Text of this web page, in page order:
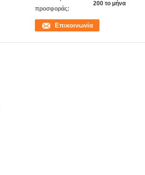
προσφοράς:
200 το μήνα
Επικοινωνία